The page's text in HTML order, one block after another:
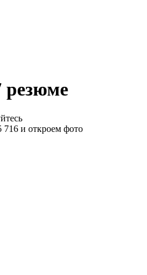
резюме
716 и откроем фото